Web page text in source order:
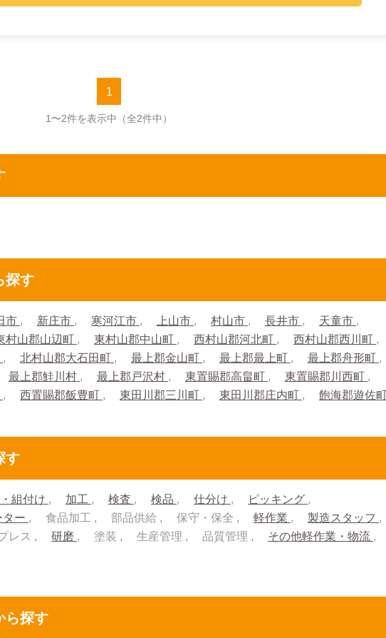
1
1〜2件を表示中 （全2件中）
探す
市 新庄市 寒河江市 上山市 村山市 長井市
天童市
村山郡山辺町 東村山郡中山町 西村山郡河北町
西村山郡西川町
北村山郡大石田町 最上郡金山町 最上郡最上町
最上郡舟形町
最上郡鮭川村 最上郡戸沢村 東置賜郡高畠町
東置賜郡川西町
西置賜郡飯豊町 東田川郡三川町 東田川郡庄内町 飽海郡遊佐
す
組付け 加工 検査 検品 仕分け
ピッキング
ー
食品加工 部品供給 保守・保全 軽作業
製造スタッフ
レス 研磨 塗装 生産管理 品質管理
その他軽作業・物流
ら探す